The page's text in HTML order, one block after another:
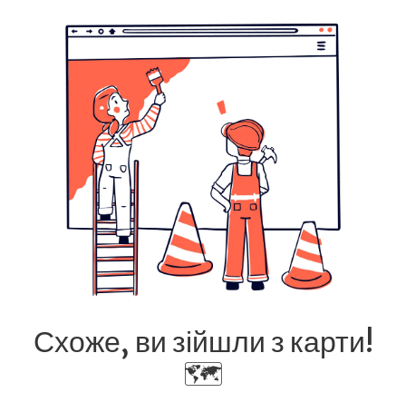
Схоже, ви зійшли з карти!
🗺️